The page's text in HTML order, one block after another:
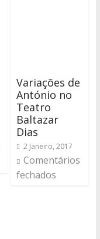
Variações de
António no
Teatro
Baltazar
Dias
2 Janeiro, 2017
Comentários
fechados